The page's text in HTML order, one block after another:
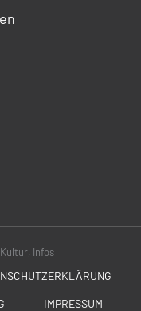
Infos
IMPRESSUM